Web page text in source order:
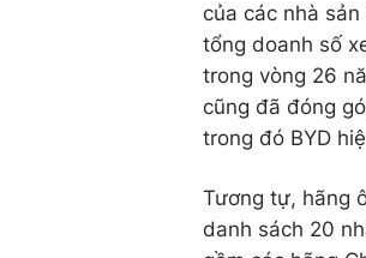
của các nhà
tổng doanh số
trong vòng 26
cũng đã đóng
trong đó BYD
Tương tự, hãng
danh sách 20